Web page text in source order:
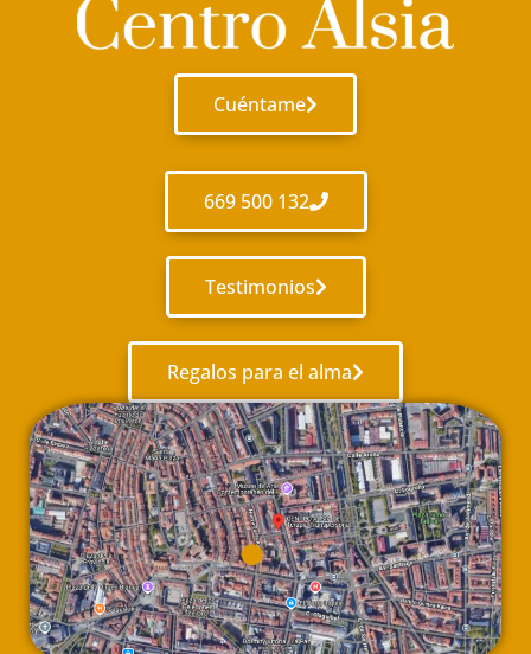
Cuéntame
669 500 132
Testimonios
Regalos para el alma